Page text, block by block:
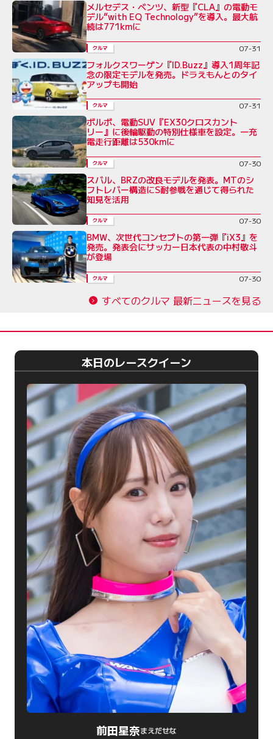
メルセデス・ベンツ、新型『CLA』の電動モ
デル“with EQ Technology”を導入。最大航
続は771kmに
クルマ 07-31
フォルクスワーゲン『ID.Buzz』導入1周年記
念の限定モデルを発売。ドラえもんとのタイ
アップも開始
クルマ 07-31
ボルボ、電動SUV『EX30クロスカント
リー』に後輪駆動の特別仕様車を設定。一充
電走行距離は530kmに
クルマ 07-30
スバル、BRZの改良モデルを発表。MTのシ
フトレバー構造にS耐参戦を通じて得られた
知見を活用
クルマ 07-30
BMW、次世代コンセプトの第一弾『iX3』を
発売。発表会にサッカー日本代表の中村敬斗
が登場
クルマ 07-30
すべてのクルマ 最新ニュースを見る
本日のレースクイーン
前田星奈まえだせな